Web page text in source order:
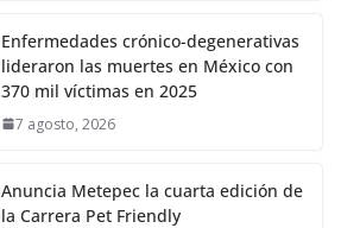
Enfermedades crónico-degenerativas
lideraron las muertes en México con
370 mil víctimas en 2025
7 agosto, 2026
Anuncia Metepec la cuarta edición de
la Carrera Pet Friendly